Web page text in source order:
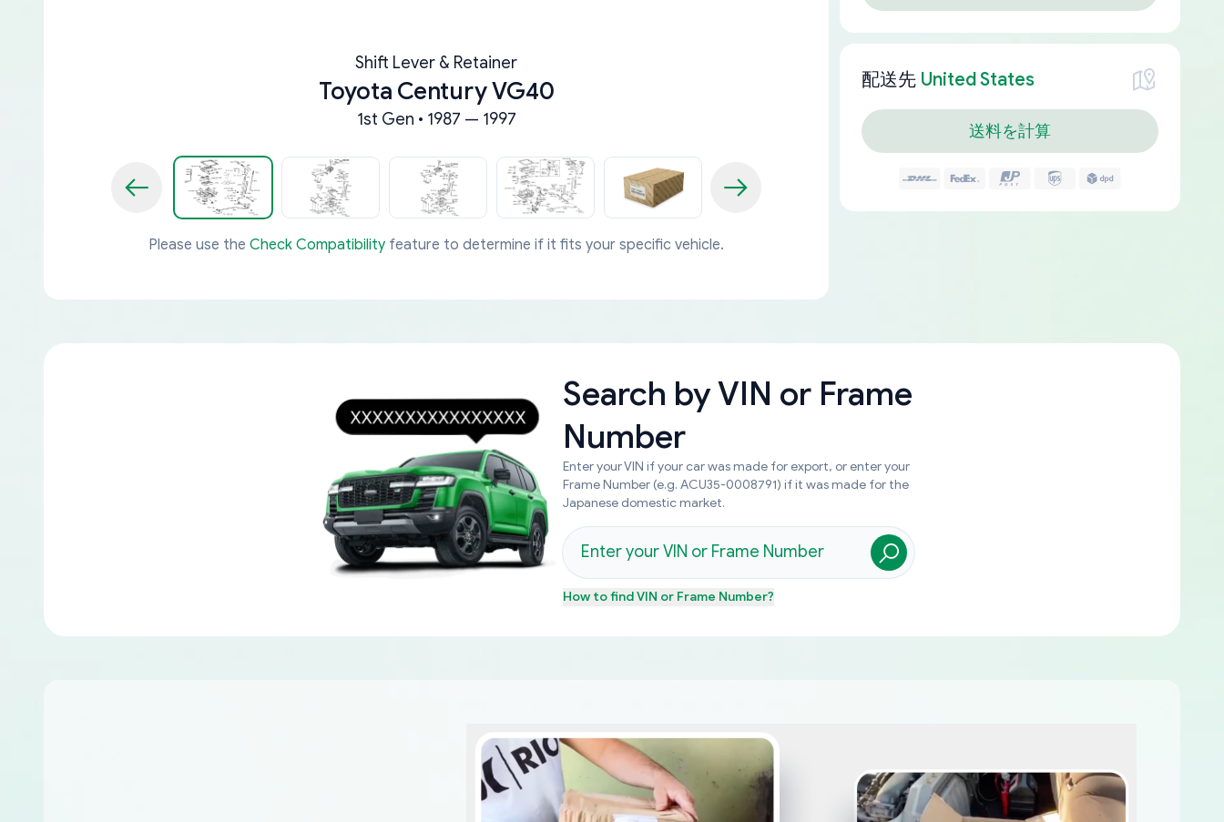
Shift Lever & Retainer
Toyota Century VG40
1st Gen • 1987 — 1997
Please use the Check Compatibility feature to determine if it fits your specific vehicle.
配送先 United States
送料を計算
Search byVIN or Frame
Number
Enter your VIN if your car was made for export, or enter your
Frame Number (e.g. ACU35-0008791) if it was made for the
Japanese domestic market.
How to findVIN or Frame Number?